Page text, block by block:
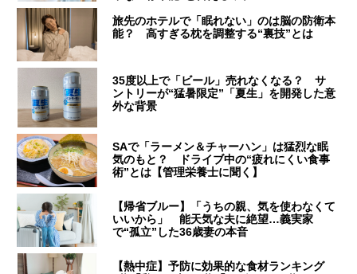
旅先のホテルで「眠れない」のは脳の防衛本
能？ 高すぎる枕を調整する“裏技”とは
35度以上で「ビール」売れなくなる？ サ
ントリーが“猛暑限定”「夏生」を開発した意
外な背景
SAで「ラーメン＆チャーハン」は猛烈な眠
気のもと？ ドライブ中の“疲れにくい食事
術”とは【管理栄養士に聞く】
【帰省ブルー】「うちの親、気を使わなくて
いいから」 能天気な夫に絶望…義実家
で“孤立”した36歳妻の本音
【熱中症】予防に効果的な食材ランキング